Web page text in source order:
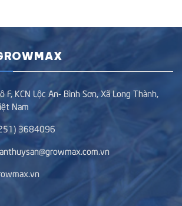
F, KCN Lộc An- Bình Sơn, Xã Long Thành,
Nam
3684096